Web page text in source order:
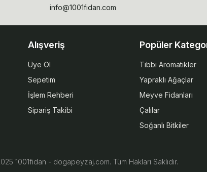
info@1001fidan.com
Alışveriş
Üye Ol
Sepetim
İşlem Rehberi
Sipariş Takibi
Popüler
Tıbbi Aromatikler
Yapraklı Ağaçlar
Meyve Fidanları
Çalılar
Soğanlı Bitkiler
1001fidan - dogapeyzaj.com. Tüm Hakları Saklıdır.